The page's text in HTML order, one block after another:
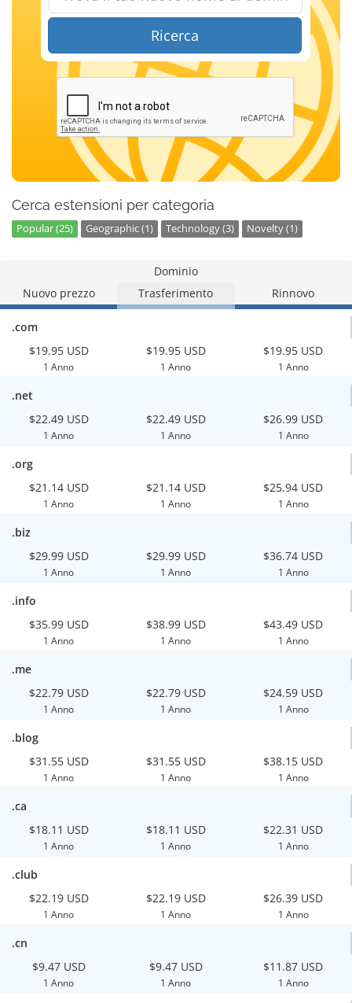
Ricerca
Cerca estensioni per categoria
Popular (25) Geographic (1) Technology (3) Novelty (1)
Dominio
Nuovo prezzo
Trasferimento Rinnovo
.com
$19.95 USD
1 Anno
$19.95 USD
1 Anno
$19.95 USD
1 Anno
.net
$22.49 USD
1 Anno
$22.49 USD
1 Anno
$26.99 USD
1 Anno
.org
$21.14 USD
1 Anno
$21.14 USD
1 Anno
$25.94 USD
1 Anno
.biz
$29.99 USD
1 Anno
$29.99 USD
1 Anno
$36.74 USD
1 Anno
.info
$35.99 USD
1 Anno
$38.99 USD
1 Anno
$43.49 USD
1 Anno
.me
$22.79 USD
1 Anno
$22.79 USD
1 Anno
$24.59 USD
1 Anno
.blog
$31.55 USD
1 Anno
$31.55 USD
1 Anno
$38.15 USD
1 Anno
.ca
$18.11 USD
1 Anno
$18.11 USD
1 Anno
$22.31 USD
1 Anno
.club
$22.19 USD
1 Anno
$22.19 USD
1 Anno
$26.39 USD
1 Anno
.cn
$9.47 USD
1 Anno
$9.47 USD
1 Anno
$11.87 USD
1 Anno